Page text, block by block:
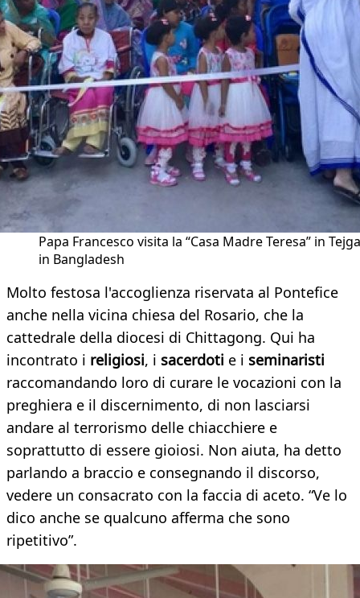
Papa Francesco visita la “Casa Madre Teresa” in
in Bangladesh
Molto festosa l'accoglienza riservata al Pontefice
anche nella vicina chiesa del Rosario, che la
cattedrale della diocesi di Chittagong. Qui ha
incontrato i religiosi, i sacerdoti e i seminaristi
raccomandando loro di curare le vocazioni con la
preghiera e il discernimento, di non lasciarsi
andare al terrorismo delle chiacchiere e
soprattutto di essere gioiosi. Non aiuta, ha detto
parlando a braccio e consegnando il discorso,
vedere un consacrato con la faccia di aceto. “Ve lo
dico anche se qualcuno afferma che sono
ripetitivo”.